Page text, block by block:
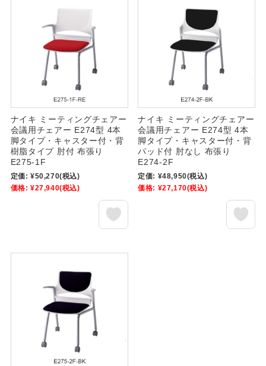
ナイキ ミーティングチェアー
会議用チェアー E274型 4本
脚タイプ・キャスター付・背
樹脂タイプ 肘付 布張り
E275-1F
定価: ¥50,270(税込)
価格: ¥27,940(税込)
ナイキ ミーティングチェアー
会議用チェアー E274型 4本
脚タイプ・キャスター付・背
パッド付 肘なし 布張り
E274-2F
定価: ¥48,950(税込)
価格: ¥27,170(税込)